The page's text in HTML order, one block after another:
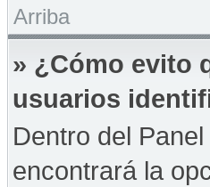
Arriba
» ¿Cómo evito
usuarios
Dentro del
encontrará la